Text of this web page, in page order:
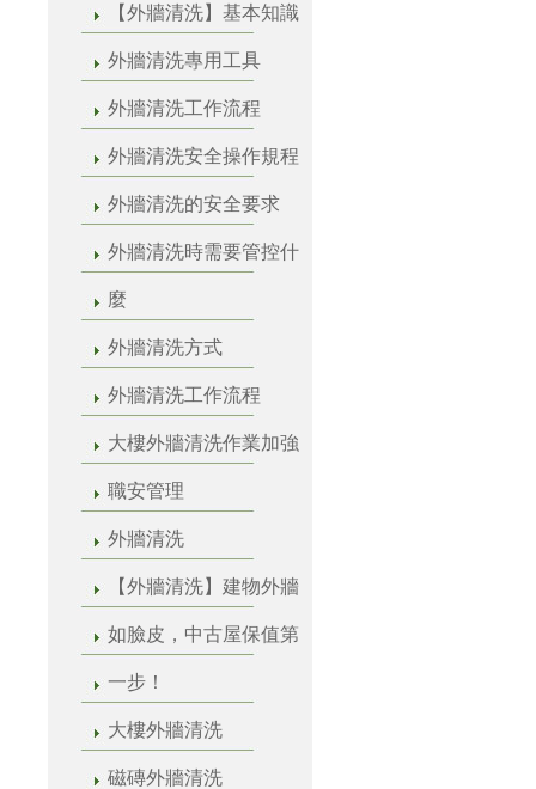
【外牆清洗】基本知識
外牆清洗專用工具
外牆清洗工作流程
外牆清洗安全操作規程
外牆清洗的安全要求
外牆清洗時需要管控什
麼
外牆清洗方式
外牆清洗工作流程
大樓外牆清洗作業加強
職安管理
外牆清洗
【外牆清洗】建物外牆
如臉皮，中古屋保值第
一步！
大樓外牆清洗
磁磚外牆清洗